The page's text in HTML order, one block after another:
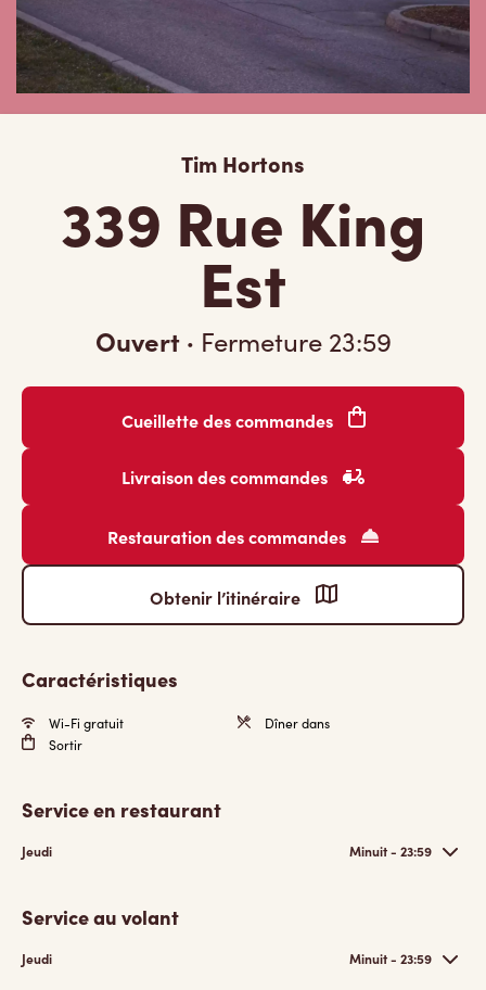
Tim Hortons
339 Rue King
Est
Ouvert · Fermeture 23:59
Cueillette des commandes
Livraison des commandes
Restauration des commandes
Obtenir l’itinéraire
Caractéristiques
Wi-Fi gratuit
Dîner dans
Sortir
Service en restaurant
Jeudi Minuit - 23:59
Service au volant
Jeudi Minuit - 23:59